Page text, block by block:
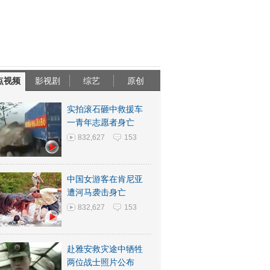
视频 影视剧 综艺 原创
实拍滚石砸中救援车
一青年志愿者身亡
832,627 153
中国女游客在肯尼亚
遭河马袭击身亡
832,627 153
赴雅安救灾途中牺牲
两位战士照片公布